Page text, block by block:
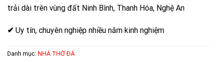
trải dài trên vùng đất Ninh Bình, Thanh Hóa, Nghệ An
✔ Uy tín, chuyên nghiệp nhiều năm kinh nghiệm
Danh mục: NHÀ THỜ ĐÁ